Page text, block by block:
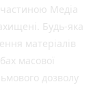
Медіа
Будь-яка
матеріалів
масової
дозволу